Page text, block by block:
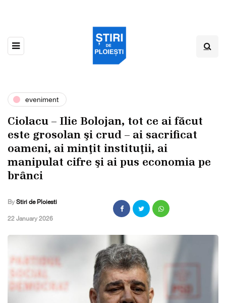
eveniment
Ciolacu – Ilie Bolojan, tot ce ai făcut
este grosolan şi crud – ai sacrificat
oameni, ai minţit instituţii, ai
manipulat cifre şi ai pus economia pe
brânci
By Stiri de Ploiesti
,22 January 2026